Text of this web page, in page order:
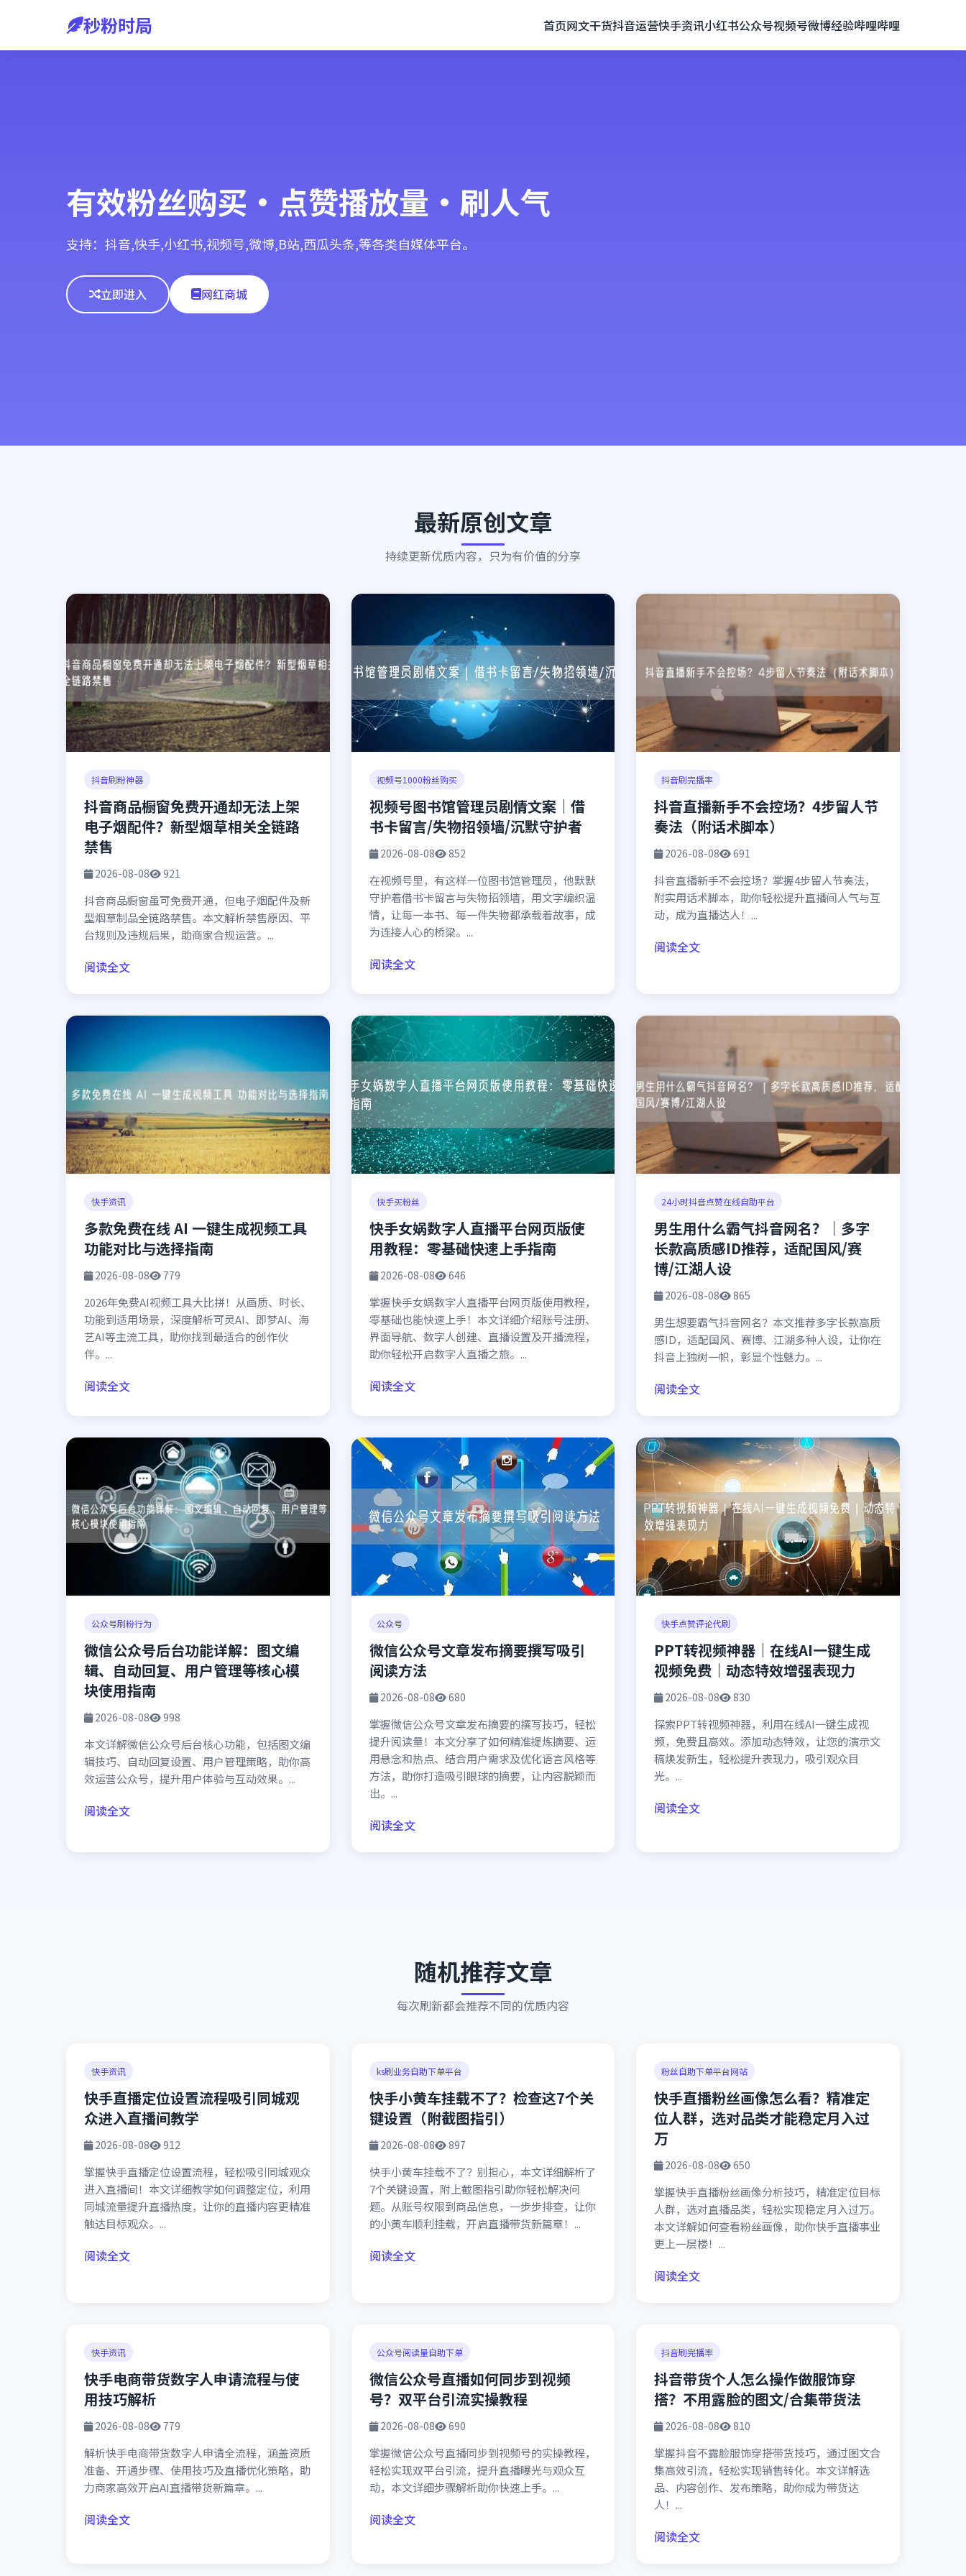
秒粉时局 首页网文干货抖音运营快手资讯小红书公众号视频号微博经验哔哩哔哩
有效粉丝购买·点赞播放量·刷人气
支持：抖音,快手,小红书,视频号,微博,B站,西瓜头条,等各类自媒体平台。
立即进入 网红商城
最新原创文章
持续更新优质内容，只为有价值的分享
抖音刷粉神器
抖音商品橱窗免费开通却无法上架
电子烟配件？新型烟草相关全链路
禁售
2026-08-08 921
抖音商品橱窗虽可免费开通，但电子烟配件及新
型烟草制品全链路禁售。本文解析禁售原因、平
台规则及违规后果，助商家合规运营。...
阅读全文
视频号1000粉丝购买
视频号图书馆管理员剧情文案｜借
书卡留言/失物招领墙/沉默守护者
2026-08-08 852
在视频号里，有这样一位图书馆管理员，他默默
守护着借书卡留言与失物招领墙，用文字编织温
情，让每一本书、每一件失物都承载着故事，成
为连接人心的桥梁。...
阅读全文
抖音刷完播率
抖音直播新手不会控场？4步留人节
奏法（附话术脚本）
2026-08-08 691
抖音直播新手不会控场？掌握4步留人节奏法，
附实用话术脚本，助你轻松提升直播间人气与互
动，成为直播达人！...
阅读全文
快手资讯
多款免费在线 AI 一键生成视频工具
功能对比与选择指南
2026-08-08 779
2026年免费AI视频工具大比拼！从画质、时长、
功能到适用场景，深度解析可灵AI、即梦AI、海
艺AI等主流工具，助你找到最适合的创作伙
伴。...
阅读全文
快手买粉丝
快手女娲数字人直播平台网页版使
用教程：零基础快速上手指南
2026-08-08 646
掌握快手女娲数字人直播平台网页版使用教程，
零基础也能快速上手！本文详细介绍账号注册、
界面导航、数字人创建、直播设置及开播流程，
助你轻松开启数字人直播之旅。...
阅读全文
24小时抖音点赞在线自助平台
男生用什么霸气抖音网名？｜多字
长款高质感ID推荐，适配国风/赛
博/江湖人设
2026-08-08 865
男生想要霸气抖音网名？本文推荐多字长款高质
感ID，适配国风、赛博、江湖多种人设，让你在
抖音上独树一帜，彰显个性魅力。...
阅读全文
公众号刷粉行为
微信公众号后台功能详解：图文编
辑、自动回复、用户管理等核心模
块使用指南
2026-08-08 998
本文详解微信公众号后台核心功能，包括图文编
辑技巧、自动回复设置、用户管理策略，助你高
效运营公众号，提升用户体验与互动效果。...
阅读全文
公众号
微信公众号文章发布摘要撰写吸引
阅读方法
2026-08-08 680
掌握微信公众号文章发布摘要的撰写技巧，轻松
提升阅读量！本文分享了如何精准提炼摘要、运
用悬念和热点、结合用户需求及优化语言风格等
方法，助你打造吸引眼球的摘要，让内容脱颖而
出。...
阅读全文
快手点赞评论代刷
PPT转视频神器｜在线AI一键生成
视频免费｜动态特效增强表现力
2026-08-08 830
探索PPT转视频神器，利用在线AI一键生成视
频，免费且高效。添加动态特效，让您的演示文
稿焕发新生，轻松提升表现力，吸引观众目
光。...
阅读全文
随机推荐文章
每次刷新都会推荐不同的优质内容
快手资讯
快手直播定位设置流程吸引同城观
众进入直播间教学
2026-08-08 912
掌握快手直播定位设置流程，轻松吸引同城观众
进入直播间！本文详细教学如何调整定位，利用
同城流量提升直播热度，让你的直播内容更精准
触达目标观众。...
阅读全文
ks刷业务自助下单平台
快手小黄车挂载不了？检查这7个关
键设置（附截图指引）
2026-08-08 897
快手小黄车挂载不了？别担心，本文详细解析了
7个关键设置，附上截图指引助你轻松解决问
题。从账号权限到商品信息，一步步排查，让你
的小黄车顺利挂载，开启直播带货新篇章！...
阅读全文
粉丝自助下单平台网站
快手直播粉丝画像怎么看？精准定
位人群，选对品类才能稳定月入过
万
2026-08-08 650
掌握快手直播粉丝画像分析技巧，精准定位目标
人群，选对直播品类，轻松实现稳定月入过万。
本文详解如何查看粉丝画像，助你快手直播事业
更上一层楼！...
阅读全文
快手资讯
快手电商带货数字人申请流程与使
用技巧解析
2026-08-08 779
解析快手电商带货数字人申请全流程，涵盖资质
准备、开通步骤、使用技巧及直播优化策略，助
力商家高效开启AI直播带货新篇章。...
阅读全文
公众号阅读量自助下单
微信公众号直播如何同步到视频
号？双平台引流实操教程
2026-08-08 690
掌握微信公众号直播同步到视频号的实操教程，
轻松实现双平台引流，提升直播曝光与观众互
动，本文详细步骤解析助你快速上手。...
阅读全文
抖音刷完播率
抖音带货个人怎么操作做服饰穿
搭？不用露脸的图文/合集带货法
2026-08-08 810
掌握抖音不露脸服饰穿搭带货技巧，通过图文合
集高效引流，轻松实现销售转化。本文详解选
品、内容创作、发布策略，助你成为带货达
人！...
阅读全文